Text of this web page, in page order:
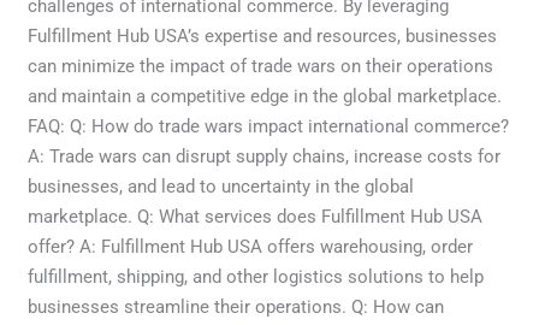
challenges of international commerce. By leveraging
Fulfillment Hub USA’s expertise and resources, businesses
can minimize the impact of trade wars on their operations
and maintain a competitive edge in the global marketplace.
FAQ: Q: How do trade wars impact international commerce?
A: Trade wars can disrupt supply chains, increase costs for
businesses, and lead to uncertainty in the global
marketplace. Q: What services does Fulfillment Hub USA
offer? A: Fulfillment Hub USA offers warehousing, order
fulfillment, shipping, and other logistics solutions to help
businesses streamline their operations. Q: How can